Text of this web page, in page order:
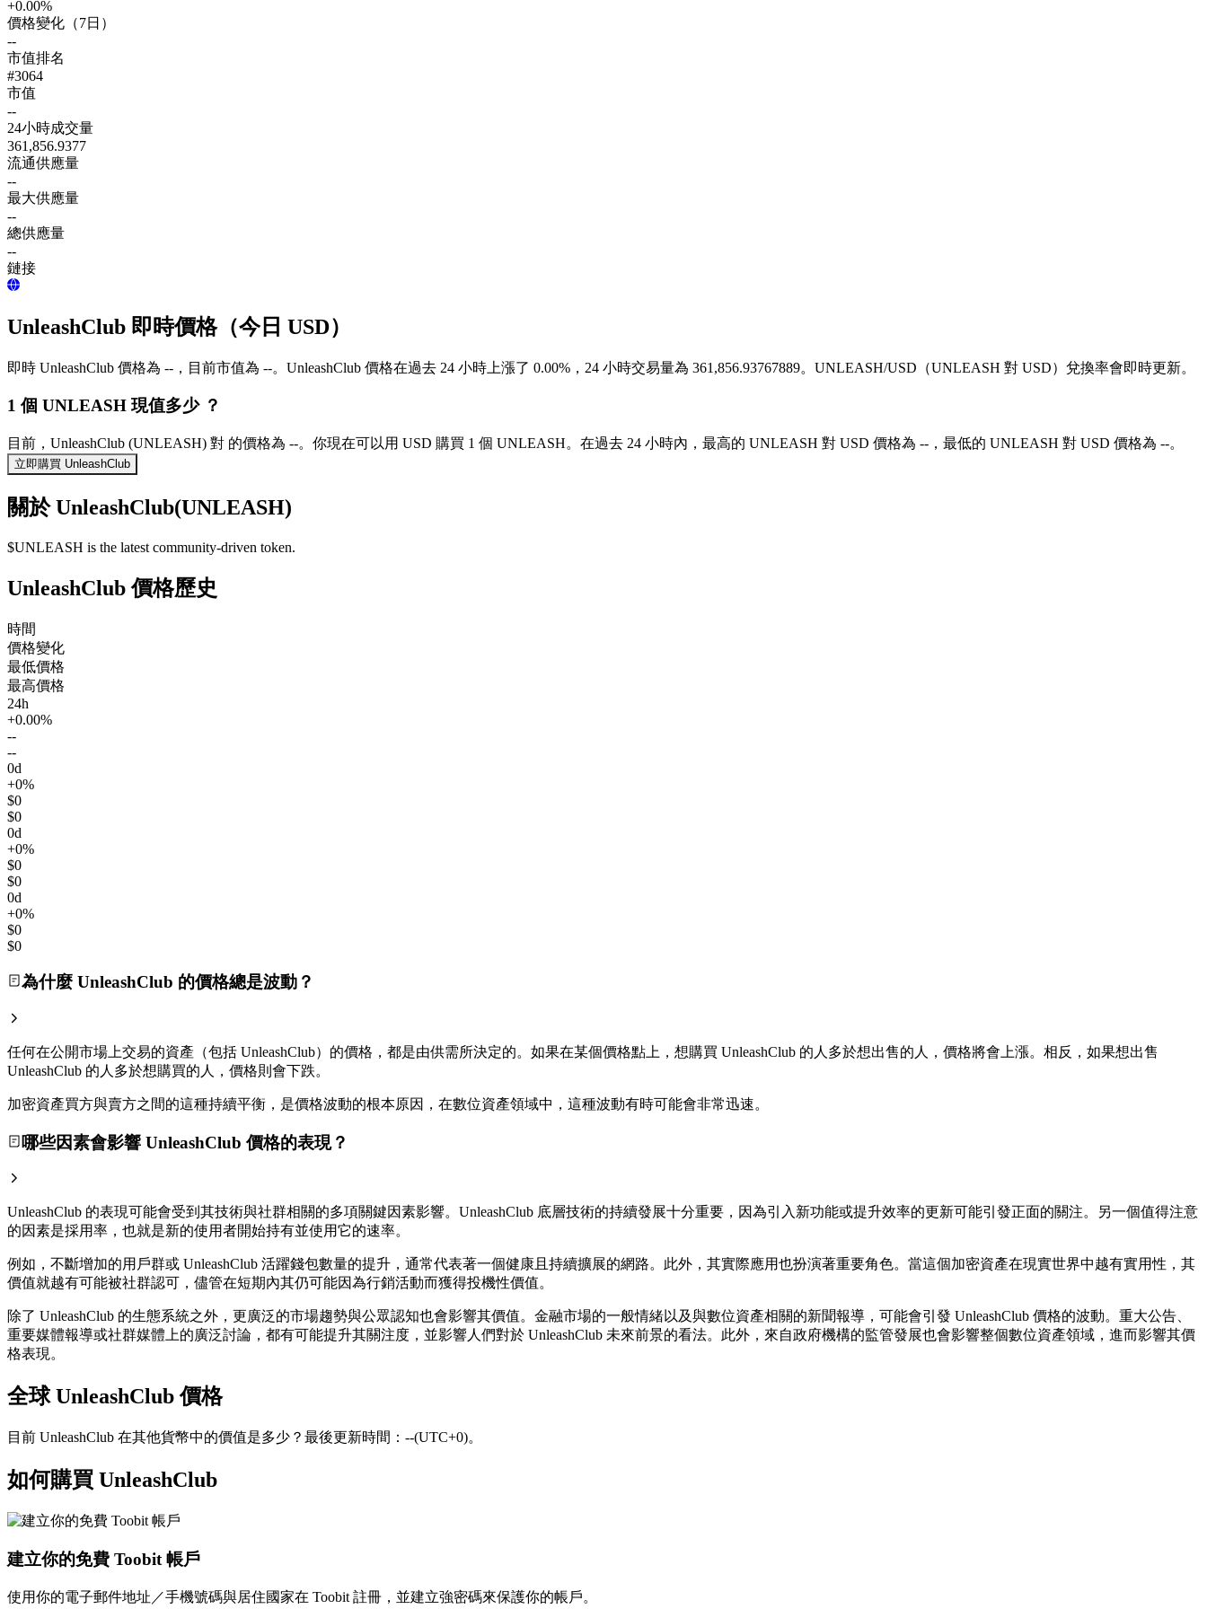
+0.00%
價格變化（7日）
--
市值排名
#3064
市值
--
24小時成交量
361,856.9377
流通供應量
--
最大供應量
--
總供應量
--
鏈接
UnleashClub 即時價格（今日 USD）
即時 UnleashClub 價格為 --，目前市值為 --。UnleashClub 價格在過去 24 小時上漲了 0.00%，24 小時交易量為 361,856.93767889。UNLEASH/USD（UNLEASH 對 USD）兌換率會即時更新。
1 個 UNLEASH 現值多少 ？
目前，UnleashClub (UNLEASH) 對 的價格為 --。你現在可以用 USD 購買 1 個 UNLEASH。在過去 24 小時內，最高的 UNLEASH 對 USD 價格為 --，最低的 UNLEASH 對 USD 價格為 --。
立即購買 UnleashClub
關於 UnleashClub(UNLEASH)
$UNLEASH is the latest community-driven token.
UnleashClub 價格歷史
時間
價格變化
最低價格
最高價格
24h
+0.00%
--
--
0d
+0%
$0
$0
0d
+0%
$0
$0
0d
+0%
$0
$0
為什麼 UnleashClub 的價格總是波動？
任何在公開市場上交易的資產（包括 UnleashClub）的價格，都是由供需所決定的。如果在某個價格點上，想購買 UnleashClub 的人多於想出售的人，價格將會上漲。相反，如果想出售
UnleashClub 的人多於想購買的人，價格則會下跌。
加密資產買方與賣方之間的這種持續平衡，是價格波動的根本原因，在數位資產領域中，這種波動有時可能會非常迅速。
哪些因素會影響 UnleashClub 價格的表現？
UnleashClub 的表現可能會受到其技術與社群相關的多項關鍵因素影響。UnleashClub 底層技術的持續發展十分重要，因為引入新功能或提升效率的更新可能引發正面的關注。另一個值得注意
的因素是採用率，也就是新的使用者開始持有並使用它的速率。
例如，不斷增加的用戶群或 UnleashClub 活躍錢包數量的提升，通常代表著一個健康且持續擴展的網路。此外，其實際應用也扮演著重要角色。當這個加密資產在現實世界中越有實用性，其
價值就越有可能被社群認可，儘管在短期內其仍可能因為行銷活動而獲得投機性價值。
除了 UnleashClub 的生態系統之外，更廣泛的市場趨勢與公眾認知也會影響其價值。金融市場的一般情緒以及與數位資產相關的新聞報導，可能會引發 UnleashClub 價格的波動。重大公告、
重要媒體報導或社群媒體上的廣泛討論，都有可能提升其關注度，並影響人們對於 UnleashClub 未來前景的看法。此外，來自政府機構的監管發展也會影響整個數位資產領域，進而影響其價
格表現。
全球 UnleashClub 價格
目前 UnleashClub 在其他貨幣中的價值是多少？最後更新時間：--(UTC+0)。
如何購買 UnleashClub
建立你的免費 Toobit 帳戶
使用你的電子郵件地址／手機號碼與居住國家在 Toobit 註冊，並建立強密碼來保護你的帳戶。